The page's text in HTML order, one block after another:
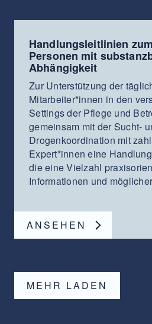
Handlungsleitlinien
Personen mit
Abhängigkeit
Zur Unterstützung der
Mitarbeiter*innen in den
Settings der Pflege und
gemeinsam mit der Sucht-
Drogenkoordination mit
Expert*innen eine
die eine Vielzahl
Informationen und
ANSEHEN
MEHR LADEN